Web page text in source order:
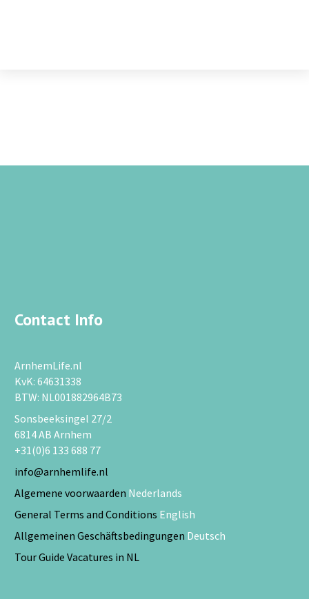
Contact Info
ArnhemLife.nl
KvK: 64631338
BTW: NL001882964B73
Sonsbeeksingel 27/2
6814 AB Arnhem
+31(0)6 133 688 77
info@arnhemlife.nl
Algemene voorwaarden Nederlands
General Terms and Conditions English
Allgemeinen Geschäftsbedingungen Deutsch
Tour Guide Vacatures in NL